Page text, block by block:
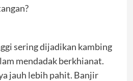
sering dijadikan kambing
mendadak berkhianat.
jauh lebih pahit. Banjir